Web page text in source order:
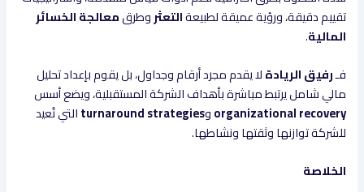
تقييم دقيقة، ورؤية عميقة لطبيعةالتعثروطرقمعالجة الخسائر
المالية.
فـرفيق الريادةلا يقدم مجرد أرقام وجداول، بل يقوم بإعداد تحليل
مالي شامل يرتبط مباشرة بأهداف الشركة المستقبلية، ويضع أسس
organizational recoveryوturnaround strategiesالتي تُعيد
للشركة توازنها وثقتها ونشاطها.
الخلاصة